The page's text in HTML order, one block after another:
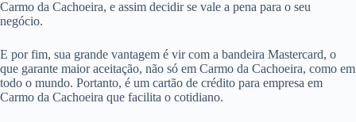
Carmo da Cachoeira, e assim decidir se vale a pena para o seu
negócio.
E por fim, sua grande vantagem é vir com a bandeira Mastercard, o
que garante maior aceitação, não só em Carmo da Cachoeira, como em
todo o mundo. Portanto, é um cartão de crédito para empresa em
Carmo da Cachoeira que facilita o cotidiano.